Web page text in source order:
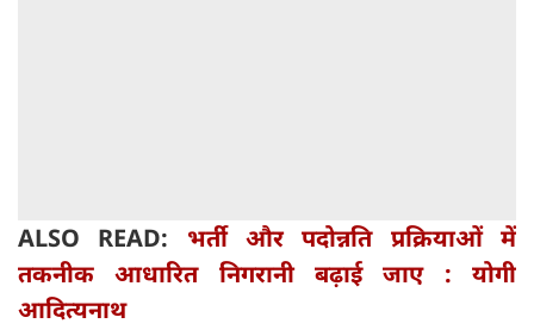
ALSO READ: भर्ती और पदोन्नति प्रक्रियाओं में
तकनीक आधारित निगरानी बढ़ाई जाए : योगी
आदित्यनाथ